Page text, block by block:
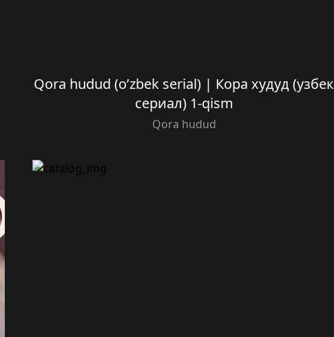
Qora hudud (o’zbek serial) | Кора худуд (узбек
сериал) 1-qism
Qora hudud